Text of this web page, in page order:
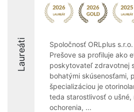
Laureáti
Spoločnosť ORLplus
Prešove sa profiluje ako
poskytovateľ zdravotnej
bohatými skúsenosťami,
špecializáciou je
teda starostlivosť o ušné,
ochorenia, ...